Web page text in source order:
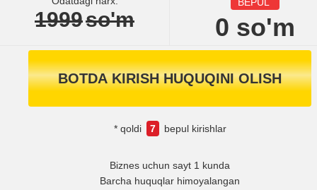
1999so'm
BEPUL
0 so'm
BOTDA KIRISH HUQUQINI OLISH
* qoldi 7 bepul kirishlar
Biznes uchun sayt 1 kunda
Barcha huquqlar himoyalangan